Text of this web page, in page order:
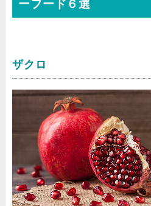
ーフード６選
ザクロ